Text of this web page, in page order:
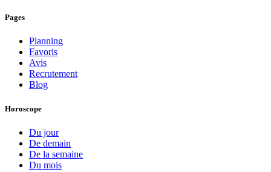
Pages
Planning
Favoris
Avis
Recrutement
Blog
Horoscope
Du jour
De demain
De la semaine
Du mois